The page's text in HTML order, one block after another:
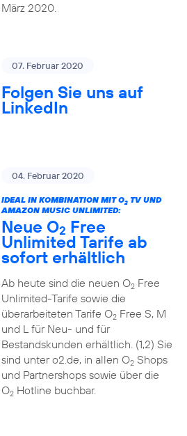
März 2020.
07. Februar 2020
Folgen Sie uns auf
LinkedIn
04. Februar 2020
IDEAL IN KOMBINATION MIT O2TV UND
AMAZON MUSIC UNLIMITED:
Neue O2 Free
Unlimited Tarife ab
sofort erhältlich
Ab heute sind die neuen O2Free
Unlimited-Tarife sowie die
überarbeiteten Tarife O2Free S, M
und L für Neu- und für
Bestandskunden erhältlich. (1,2) Sie
sind unter o2.de, in allen O2Shops
und Partnershops sowie über die
O2Hotline buchbar.